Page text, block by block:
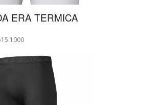
ERA TERMICA